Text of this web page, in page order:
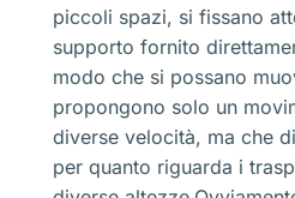
piccoli spazi, si fissano
supporto fornito
modo che si possano
propongono solo un
diverse velocità, ma che
per quanto riguarda i